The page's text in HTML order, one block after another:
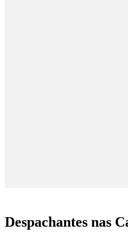
Despachantes nas